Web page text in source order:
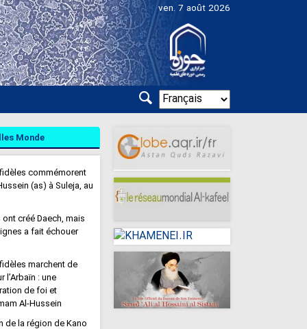
ven. 7 août 2026
Monde
commémorent
(as) à Suleja, au
créé Daech, mais
a fait échouer
marchent de
l’Arbaïn : une
de foi et
Al-Hussein
de la région de Kano